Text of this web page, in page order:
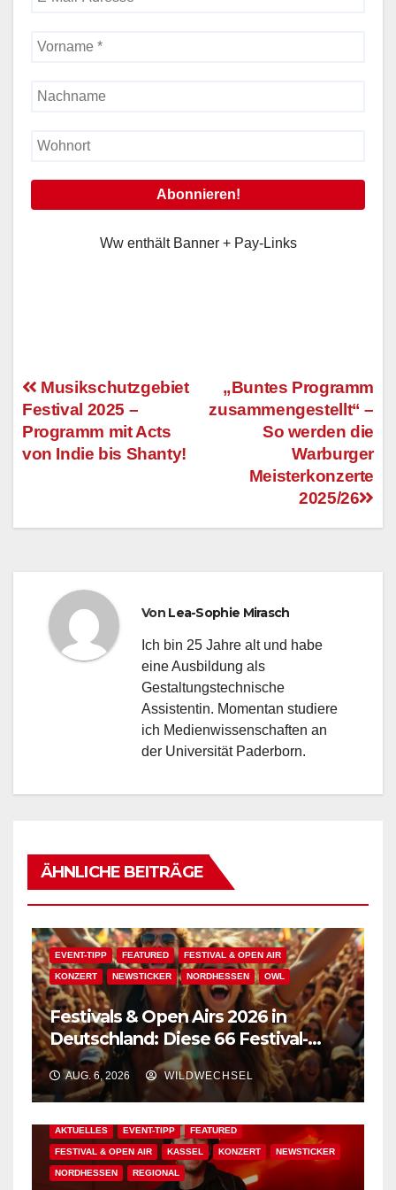
Ww enthält Banner + Pay-Links
Beitragsnavigation
„Buntes Programm
zusammengestellt“ –
So werden die
Warburger
Meisterkonzerte
2025/26
Musikschutzgebiet
Festival 2025 –
Programm mit Acts
von Indie bis Shanty!
Von Lea-Sophie Mirasch
Ich bin 25 Jahre alt und habe
eine Ausbildung als
Gestaltungstechnische
Assistentin. Momentan studiere
ich Medienwissenschaften an
der Universität Paderborn.
ÄHNLICHE BEITRÄGE
EVENT-TIPP FEATURED FESTIVAL & OPEN AIR
KONZERT NEWSTICKER NORDHESSEN OWL
Festivals & Open Airs 2026 in
Deutschland: Diese 66 Festival-
Events warten auf Dich!
AUG. 6, 2026 WILDWECHSEL
AKTUELLES EVENT-TIPP FEATURED
FESTIVAL & OPEN AIR KASSEL KONZERT NEWSTICKER
NORDHESSEN REGIONAL